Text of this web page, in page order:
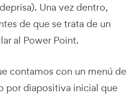
Una vez dentro,
de que se trata de un
al Power Point.
contamos con un menú de
por diapositiva inicial que